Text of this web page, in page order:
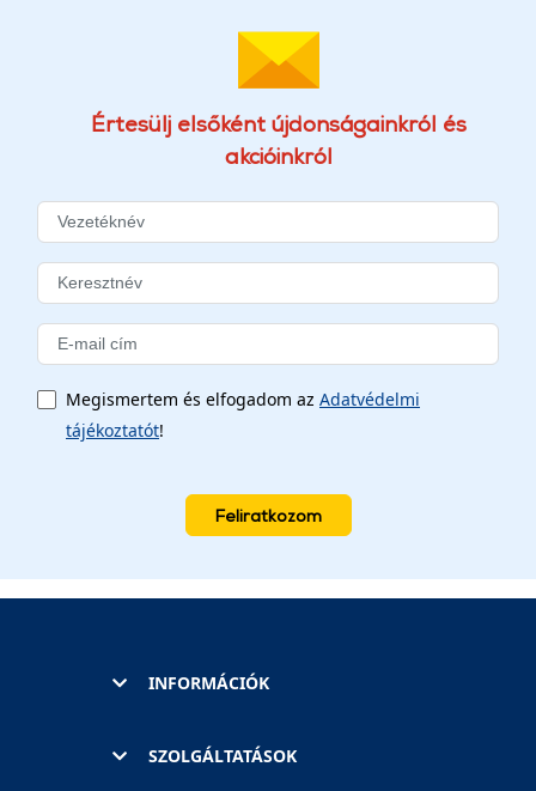
Értesülj elsőként újdonságainkról és
akcióinkról
Megismertem és elfogadom az Adatvédelmi
tájékoztatót!
Feliratkozom
INFORMÁCIÓK
SZOLGÁLTATÁSOK